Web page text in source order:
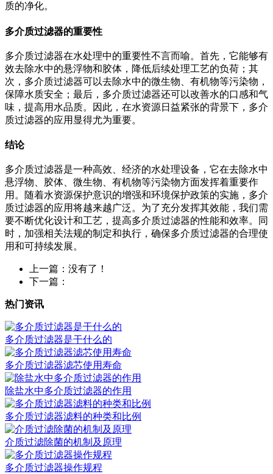
质的净化。
多介质过滤器的重要性
多介质过滤器在水处理中的重要性不言而喻。首先，它能够有
效去除水中的悬浮物和胶体，降低后续处理工艺的负荷；其
次，多介质过滤器可以去除水中的微生物、有机物等污染物，
保障水质安全；最后，多介质过滤器还可以改善水的口感和气
味，提高用水品质。因此，在水资源日益紧张的背景下，多介
质过滤器的应用显得尤为重要。
结论
多介质过滤器是一种高效、经济的水处理设备，它在去除水中
悬浮物、胶体、微生物、有机物等污染物方面发挥着重要作
用。随着水资源保护意识的增强和环境保护政策的实施，多介
质过滤器的应用将越来越广泛。为了充分发挥其效能，我们需
要不断优化设计和工艺，提高多介质过滤器的性能和效率。同
时，加强相关法规的制定和执行，确保多介质过滤器的合理使
用和可持续发展。
上一篇：没有了！
下一篇：
热门资讯
多介质过滤器是干什么的
多介质过滤器滤芯使用寿命
除盐水中多介质过滤器的作用
多介质过滤器滤料的种类和比例
介质过滤除菌的机制及原理
多介质过滤器操作规程